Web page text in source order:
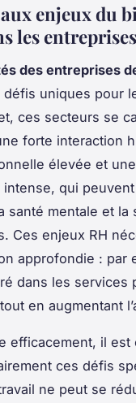
enjeux du
les
des entreprises
uniques pour
ces secteurs se
forte interaction
élevée et
qui
santé mentale et la
Ces enjeux RH
approfondie : par
dans les services
en augmentant
efficacement, il est
ces défis
ne peut se